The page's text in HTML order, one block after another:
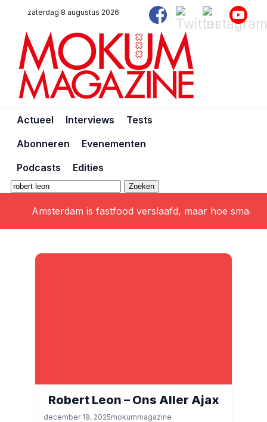
zaterdag 8 augustus 2026
Actueel Interviews
Tests
Abonneren
Evenementen
Podcasts
Edities
Zoeken
Amsterdam is fastfood verslaafd, maar hoe smaakt de
Robert Leon – Ons Aller Ajax
december 19, 2025mokummagazine